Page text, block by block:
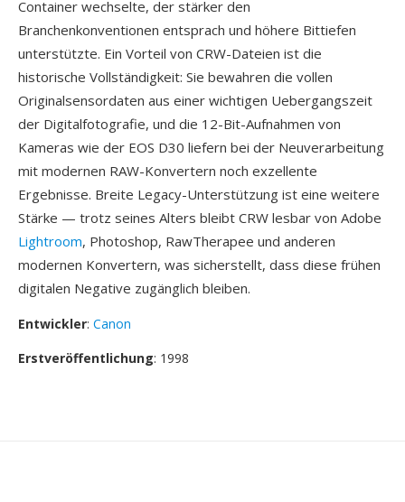
Container wechselte, der stärker den
Branchenkonventionen entsprach und höhere Bittiefen
unterstützte. Ein Vorteil von CRW-Dateien ist die
historische Vollständigkeit: Sie bewahren die vollen
Originalsensordaten aus einer wichtigen Uebergangszeit
der Digitalfotografie, und die 12-Bit-Aufnahmen von
Kameras wie der EOS D30 liefern bei der Neuverarbeitung
mit modernen RAW-Konvertern noch exzellente
Ergebnisse. Breite Legacy-Unterstützung ist eine weitere
Stärke — trotz seines Alters bleibt CRW lesbar von Adobe
Lightroom, Photoshop, RawTherapee und anderen
modernen Konvertern, was sicherstellt, dass diese frühen
digitalen Negative zugänglich bleiben.
Entwickler: Canon
Erstveröffentlichung: 1998